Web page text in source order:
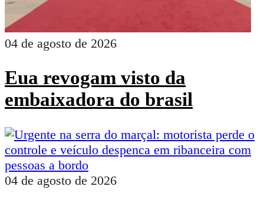
04 de agosto de 2026
Eua revogam visto da
embaixadora do brasil
04 de agosto de 2026